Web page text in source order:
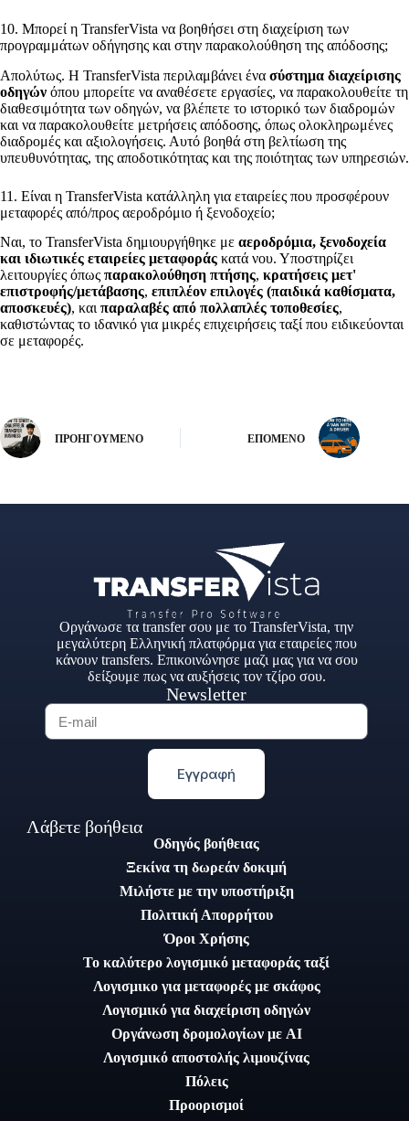
10. Μπορεί η TransferVista να βοηθήσει στη διαχείριση των
προγραμμάτων οδήγησης και στην παρακολούθηση της απόδοσης;
Απολύτως. Η TransferVista περιλαμβάνει ένα σύστημα διαχείρισης
οδηγών όπου μπορείτε να αναθέσετε εργασίες, να παρακολουθείτε τη
διαθεσιμότητα των οδηγών, να βλέπετε το ιστορικό των διαδρομών
και να παρακολουθείτε μετρήσεις απόδοσης, όπως ολοκληρωμένες
διαδρομές και αξιολογήσεις. Αυτό βοηθά στη βελτίωση της
υπευθυνότητας, της αποδοτικότητας και της ποιότητας των υπηρεσιών.
11. Είναι η TransferVista κατάλληλη για εταιρείες που προσφέρουν
μεταφορές από/προς αεροδρόμιο ή ξενοδοχείο;
Ναι, το TransferVista δημιουργήθηκε με αεροδρόμια, ξενοδοχεία
και ιδιωτικές εταιρείες μεταφοράς κατά νου. Υποστηρίζει
λειτουργίες όπως παρακολούθηση πτήσης, κρατήσεις μετ'
επιστροφής/μετάβασης, επιπλέον επιλογές (παιδικά καθίσματα,
αποσκευές), και παραλαβές από πολλαπλές τοποθεσίες,
καθιστώντας το ιδανικό για μικρές επιχειρήσεις ταξί που ειδικεύονται
σε μεταφορές.
ΠΡΟΗΓΟΎΜΕΝΟ ΕΠΌΜΕΝΟ
Οργάνωσε τα transfer σου με το TransferVista, την
μεγαλύτερη Ελληνική πλατφόρμα για εταιρείες που
κάνουν transfers. Επικοινώνησε μαζι μας για να σου
δείξουμε πως να αυξήσεις τον τζίρο σου.
Newsletter
Εγγραφή
Λάβετε βοήθεια
Οδηγός βοήθειας
Ξεκίνα τη δωρεάν δοκιμή
Μιλήστε με την υποστήριξη
Πολιτική Απορρήτου
Όροι Χρήσης
Το καλύτερο λογισμικό μεταφοράς ταξί
Λογισμικο για μεταφορές με σκάφος
Λογισμικό για διαχείριση οδηγών
Οργάνωση δρομολογίων με AI
Λογισμικό αποστολής λιμουζίνας
Πόλεις
Προορισμοί